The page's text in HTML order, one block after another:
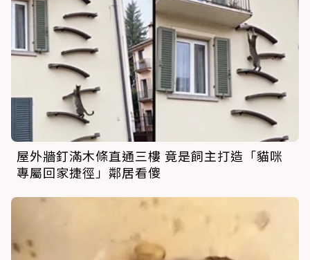
屋外牆釘滿木條直通三樓 竟是飼主打造「貓咪
專屬回家捷徑」鄰居看傻